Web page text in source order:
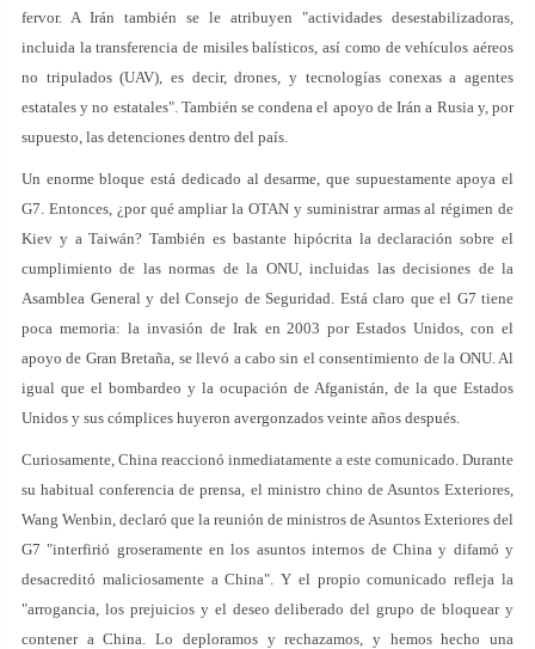
fervor. A Irán también se le atribuyen "actividades desestabilizadoras,
incluida la transferencia de misiles balísticos, así como de vehículos aéreos
no tripulados (UAV), es decir, drones, y tecnologías conexas a agentes
estatales y no estatales". También se condena el apoyo de Irán a Rusia y, por
supuesto, las detenciones dentro del país.
Un enorme bloque está dedicado al desarme, que supuestamente apoya el
G7. Entonces, ¿por qué ampliar la OTAN y suministrar armas al régimen de
Kiev y a Taiwán? También es bastante hipócrita la declaración sobre el
cumplimiento de las normas de la ONU, incluidas las decisiones de la
Asamblea General y del Consejo de Seguridad. Está claro que el G7 tiene
poca memoria: la invasión de Irak en 2003 por Estados Unidos, con el
apoyo de Gran Bretaña, se llevó a cabo sin el consentimiento de la ONU. Al
igual que el bombardeo y la ocupación de Afganistán, de la que Estados
Unidos y sus cómplices huyeron avergonzados veinte años después.
Curiosamente, China reaccionó inmediatamente a este comunicado. Durante
su habitual conferencia de prensa, el ministro chino de Asuntos Exteriores,
Wang Wenbin, declaró que la reunión de ministros de Asuntos Exteriores del
G7 "interfirió groseramente en los asuntos internos de China y difamó y
desacreditó maliciosamente a China". Y el propio comunicado refleja la
"arrogancia, los prejuicios y el deseo deliberado del grupo de bloquear y
contener a China. Lo deploramos y rechazamos, y hemos hecho una